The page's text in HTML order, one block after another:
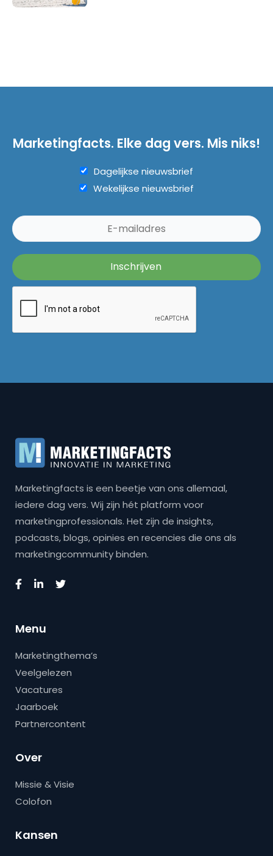
Marketingfacts. Elke dag vers. Mis niks!
Dagelijkse nieuwsbrief
Wekelijkse nieuwsbrief
Marketingfacts is een beetje van ons allemaal,
iedere dag vers. Wij zijn hét platform voor
marketingprofessionals. Het zijn de insights,
podcasts, blogs, opinies en recencies die ons als
marketingcommunity binden.
Menu
Marketingthema’s
Veelgelezen
Vacatures
Jaarboek
Partnercontent
Over
Missie & Visie
Colofon
Kansen